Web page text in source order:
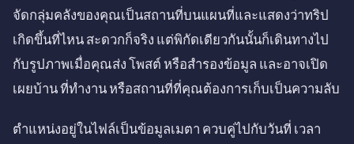
จัดกลุ่มคลังของคุณเป็นสถานที่บนแผนที่และแสดงว่าทริป
เกิดขึ้นที่ไหน สะดวกก็จริง แต่พิกัดเดียวกันนั้นก็เดินทางไป
กับรูปภาพเมื่อคุณส่ง โพสต์ หรือสำรองข้อมูล และอาจเปิด
เผยบ้าน ที่ทำงาน หรือสถานที่ที่คุณต้องการเก็บเป็นความลับ
ตำแหน่งอยู่ในไฟล์เป็นข้อมูลเมตา ควบคู่ไปกับวันที่ เวลา